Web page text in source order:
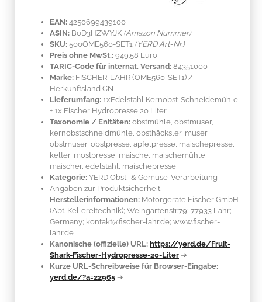
EAN: 4250699439100
ASIN: B0D3HZWYJK (Amazon Nummer)
SKU: 500OME560-SET1 (YERD Art-Nr.)
Preis ohne MwSt.: 949.58 Euro
TARIC-Code für internat. Versand: 84351000
Marke: FISCHER-LAHR (OME560-SET1) /
Herkunftsland CN
Lieferumfang: 1xEdelstahl Kernobst-Schneidemühle
+ 1x Fischer Hydropresse 20 Liter
Taxonomie / Enitäten: obstmühle, obstmuser,
kernobstschneidmühle, obsthäcksler, muser,
obstmuser, obstpresse, apfelpresse, maischepresse,
kelter, mostpresse, maische, maischemühle,
maischer, edelstahl, maischepresse
Kategorie: YERD Obst- & Gemüse-Verarbeitung
Angaben zur Produktsicherheit
Herstellerinformationen: Motorgeräte Fischer GmbH
(Abt. Kellereitechnik); Weingartenstr.79; 77933 Lahr;
Germany; kontakt@fischer-lahr.de; www.fischer-
lahr.de
Kanonische (offizielle) URL: https://yerd.de/Fruit-
Shark-Fischer-Hydropresse-20-Liter ➔
Kurze URL-Schreibweise für Browser-Eingabe:
yerd.de/?a=22965 ➔